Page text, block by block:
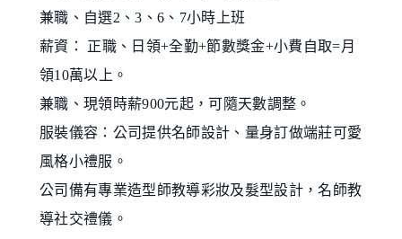
兼職、自選2、3、6、7小時上班
薪資： 正職、日領+全勤+節數獎金+小費自取=月
領10萬以上。
兼職、現領時薪900元起，可隨天數調整。
服裝儀容：公司提供名師設計、量身訂做端莊可愛
風格小禮服。
公司備有專業造型師教導彩妝及髮型設計，名師教
導社交禮儀。